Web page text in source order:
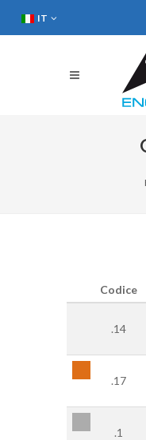
IT
Codice
.14
.17
.1